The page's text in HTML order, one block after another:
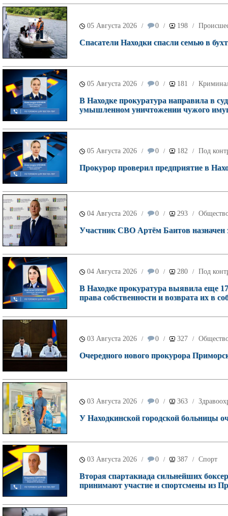
05 Августа 2026 / 0 / 198 /
Спасатели Находки спасли семью в
05 Августа 2026 / 0 / 181 /
В Находке прокуратура направила в
умышленном уничтожении чужого
05 Августа 2026 / 0 / 182 / Под
Прокурор проверил предприятие в
04 Августа 2026 / 0 / 293 /
Участник СВО Артём Баитов назначен
04 Августа 2026 / 0 / 280 / Под
В Находке прокуратура выявила еще
права собственности и возврата их в
03 Августа 2026 / 0 / 327 /
Очередного нового прокурора
03 Августа 2026 / 0 / 363 /
У Находкинской городской больницы
03 Августа 2026 / 0 / 387 / Спорт
Вторая спартакиада сильнейших
принимают участие и спортсмены из